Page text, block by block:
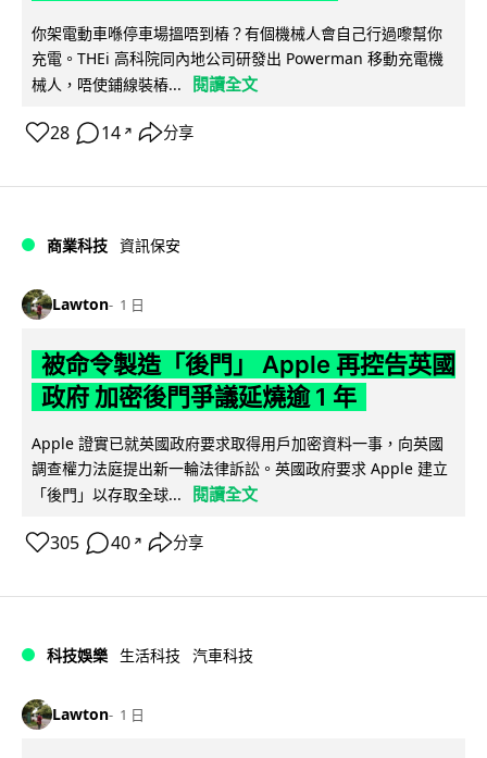
你架電動車喺停車場搵唔到樁？有個機械人會自己行過嚟幫你
充電。THEi 高科院同內地公司研發出 Powerman 移動充電機
械人，唔使鋪線裝樁...
閱讀全文
28 14 ↗ 分享
商業科技 資訊保安
Lawton 1 日
被命令製造「後門」 Apple 再控告英國
政府 加密後門爭議延燒逾 1 年
Apple 證實已就英國政府要求取得用戶加密資料一事，向英國
調查權力法庭提出新一輪法律訴訟。英國政府要求 Apple 建立
「後門」以存取全球...
閱讀全文
305 40 ↗ 分享
科技娛樂 生活科技 汽車科技
Lawton 1 日